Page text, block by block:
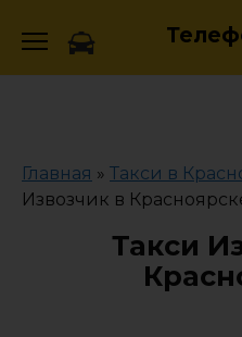
Главная » Такси в
Извозчик в
Такси